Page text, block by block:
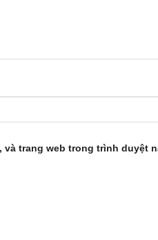
và trang web trong trình duyệt